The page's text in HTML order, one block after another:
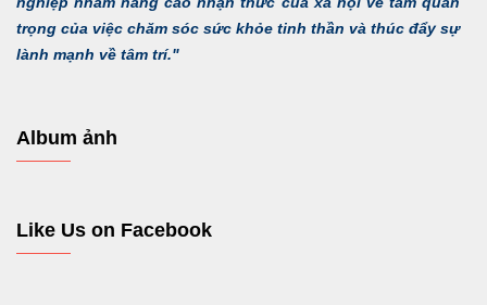
trọng của việc chăm sóc sức khỏe tinh thần và thúc đẩy sự
lành mạnh về tâm trí."
Album ảnh
Like Us on Facebook